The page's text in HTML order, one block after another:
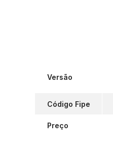
Versão
Código Fipe
Preço